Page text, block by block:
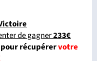
de gagner233€
pour récupérervotre